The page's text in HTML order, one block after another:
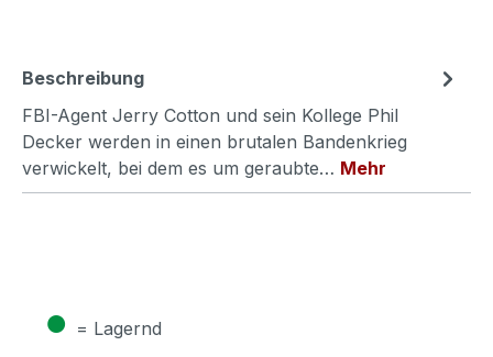
Beschreibung
FBI-Agent Jerry Cotton und sein Kollege Phil
Decker werden in einen brutalen Bandenkrieg
verwickelt, bei dem es um geraubte… Mehr
● = Lagernd